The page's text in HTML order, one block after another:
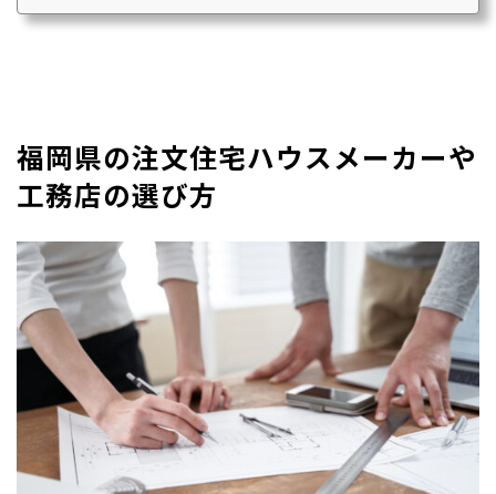
福岡県の注文住宅ハウスメーカーや
工務店の選び方